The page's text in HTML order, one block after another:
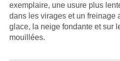
exemplaire, une usure plus
dans les virages et un freinage
glace, la neige fondante et sur
mouillées.